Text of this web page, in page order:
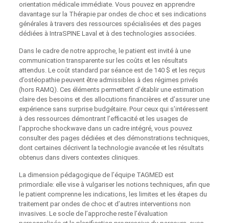
orientation médicale immédiate. Vous pouvez en apprendre
davantage sur la Thérapie par ondes de choc et ses indications
générales à travers des ressources spécialisées et des pages
dédiées à IntraSPINE Laval et à des technologies associées.
Dans le cadre de notre approche, le patient est invité à une
communication transparente sur les coûts et les résultats
attendus. Le coût standard par séance est de 140 $ et les reçus
d’ostéopathie peuvent être admissibles à des régimes privés
(hors RAMQ). Ces éléments permettent d’établir une estimation
claire des besoins et des allocutions financières et d’assurer une
expérience sans surprise budgétaire. Pour ceux qui s’intéressent
à des ressources démontrant l’efficacité et les usages de
l’approche shockwave dans un cadre intégré, vous pouvez
consulter des pages dédiées et des démonstrations techniques,
dont certaines décrivent la technologie avancée et les résultats
obtenus dans divers contextes cliniques.
La dimension pédagogique de l’équipe TAGMED est
primordiale: elle vise à vulgariser les notions techniques, afin que
le patient comprenne les indications, les limites et les étapes du
traitement par ondes de choc et d’autres interventions non
invasives. Le socle de l’approche reste l’évaluation